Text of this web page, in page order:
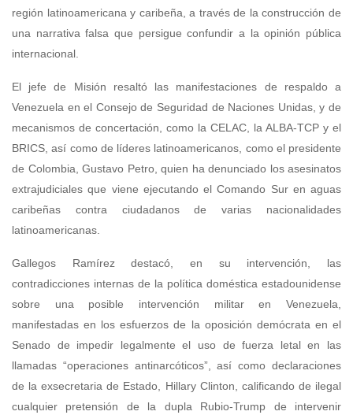
región latinoamericana y caribeña, a través de la construcción de
una narrativa falsa que persigue confundir a la opinión pública
internacional.
El jefe de Misión resaltó las manifestaciones de respaldo a
Venezuela en el Consejo de Seguridad de Naciones Unidas, y de
mecanismos de concertación, como la CELAC, la ALBA-TCP y el
BRICS, así como de líderes latinoamericanos, como el presidente
de Colombia, Gustavo Petro, quien ha denunciado los asesinatos
extrajudiciales que viene ejecutando el Comando Sur en aguas
caribeñas contra ciudadanos de varias nacionalidades
latinoamericanas.
Gallegos Ramírez destacó, en su intervención, las
contradicciones internas de la política doméstica estadounidense
sobre una posible intervención militar en Venezuela,
manifestadas en los esfuerzos de la oposición demócrata en el
Senado de impedir legalmente el uso de fuerza letal en las
llamadas “operaciones antinarcóticos”, así como declaraciones
de la exsecretaria de Estado, Hillary Clinton, calificando de ilegal
cualquier pretensión de la dupla Rubio-Trump de intervenir